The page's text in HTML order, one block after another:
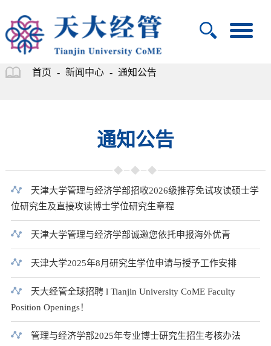
首页 - 新闻中心 - 通知公告
通知公告
天津大学管理与经济学部招收2026级推荐免试攻读硕士学
位研究生及直接攻读博士学位研究生章程
天津大学管理与经济学部诚邀您依托申报海外优青
天津大学2025年8月研究生学位申请与授予工作安排
天大经管全球招聘 l Tianjin University CoME Faculty
Position Openings！
管理与经济学部2025年专业博士研究生招生考核办法